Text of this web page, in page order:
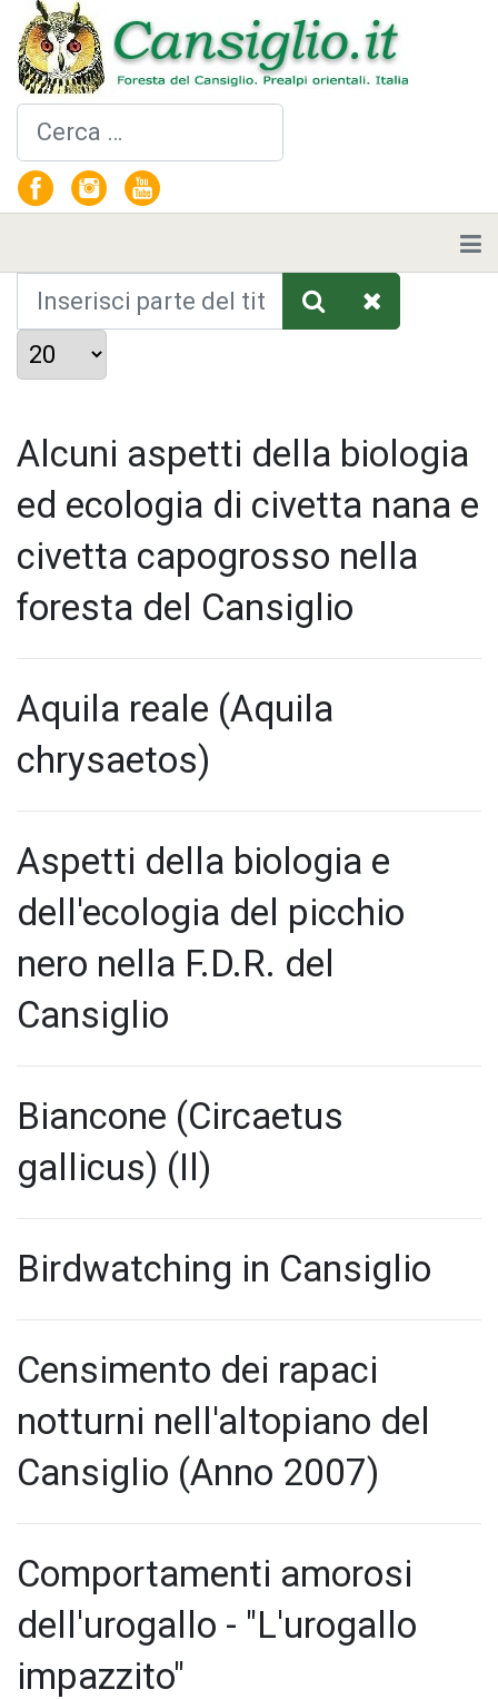
Cerca
Inserisci parte del titolo
Visualizza #
Alcuni aspetti della biologia
ed ecologia di civetta nana e
civetta capogrosso nella
foresta del Cansiglio
Aquila reale (Aquila
chrysaetos)
Aspetti della biologia e
dell'ecologia del picchio
nero nella F.D.R. del
Cansiglio
Biancone (Circaetus
gallicus) (Il)
Birdwatching in Cansiglio
Censimento dei rapaci
notturni nell'altopiano del
Cansiglio (Anno 2007)
Comportamenti amorosi
dell'urogallo - "L'urogallo
impazzito"